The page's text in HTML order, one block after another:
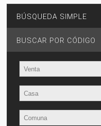
NOTICIAS CONTACTO
BÚSQUEDA SIMPLE
BUSCAR POR CÓDIGO